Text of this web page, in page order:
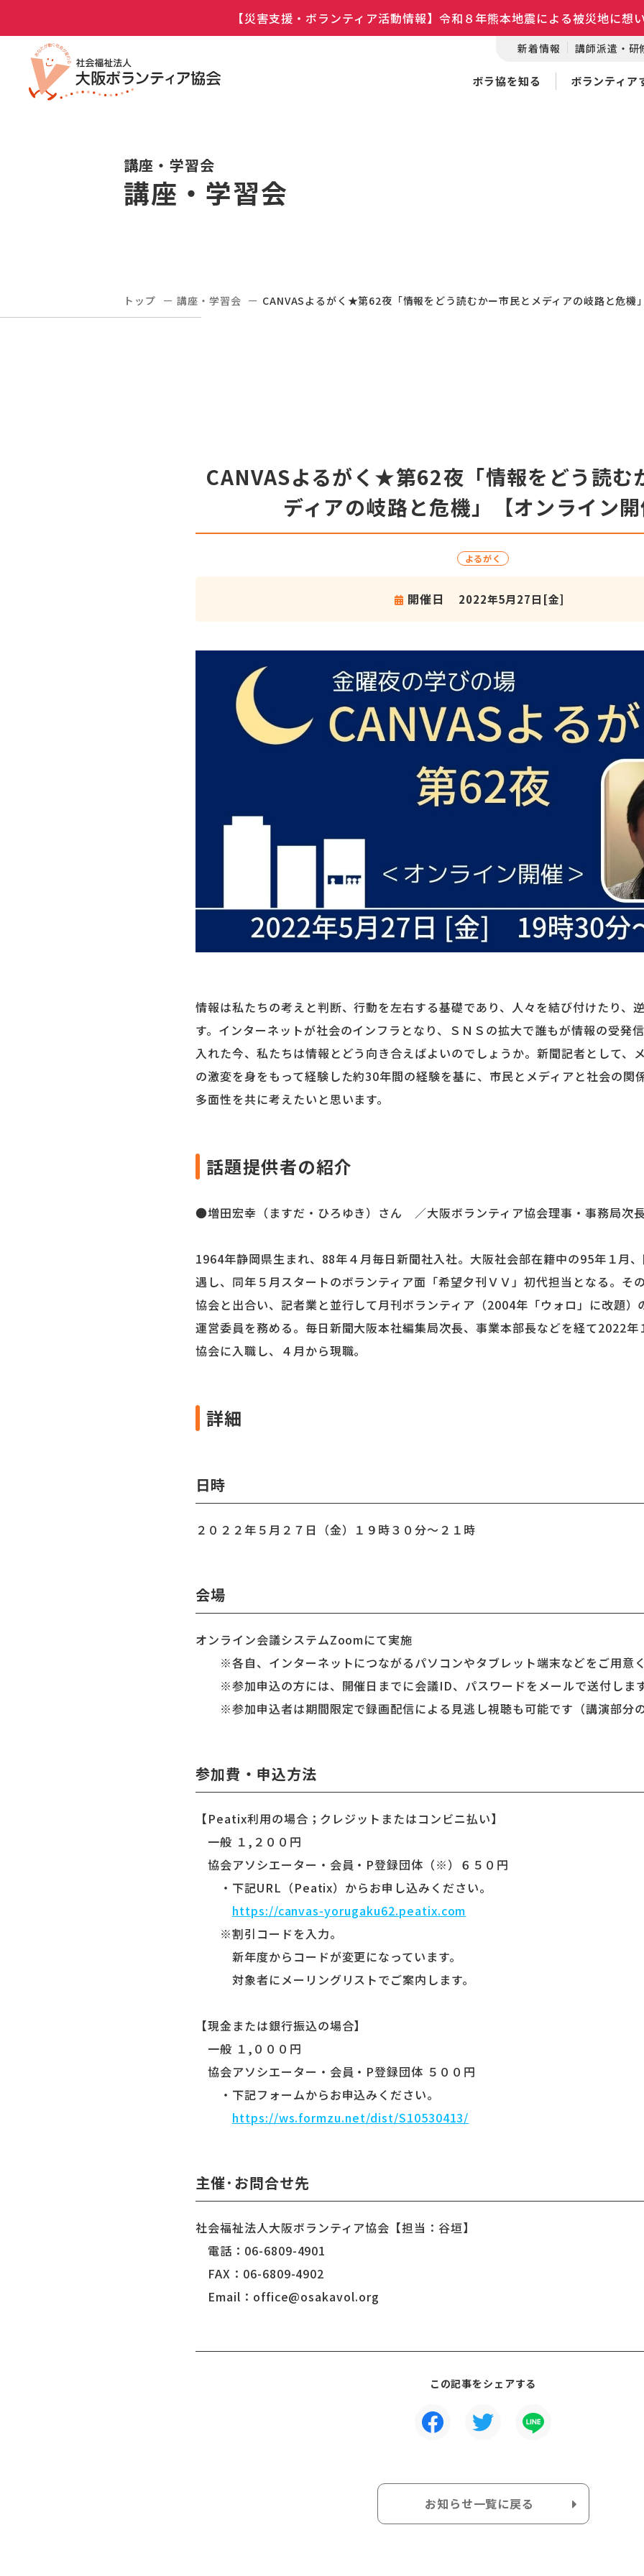
【災害支援・ボランティア活動情報】令和８年熊本地震による被災地に想
新着情報 講師派遣・研
ボラ協を知る ボランティア
講座・学習会
講座・学習会
トップ 講座・学習会 CANVASよるがく★第62夜「情報をどう読むかー市民とメディアの岐路と危機
CANVASよるがく★第62夜「情報をどう読む
ディアの岐路と危機」【オンライン開
よるがく
開催日 2022年5月27日[金]
情報は私たちの考えと判断、行動を左右する基礎であり、人々を結び付けたり、
す。インターネットが社会のインフラとなり、ＳＮＳの拡大で誰もが情報の受発
入れた今、私たちは情報とどう向き合えばよいのでしょうか。新聞記者として、
の激変を身をもって経験した約30年間の経験を基に、市民とメディアと社会の関
多面性を共に考えたいと思います。
話題提供者の紹介
●増田宏幸（ますだ・ひろゆき）さん ／大阪ボランティア協会理事・事務局次長
1964年静岡県生まれ、88年４月毎日新聞社入社。大阪社会部在籍中の95年１月
遇し、同年５月スタートのボランティア面「希望夕刊ＶＶ」初代担当となる。そ
協会と出合い、記者業と並行して月刊ボランティア（2004年「ウォロ」に改題）
運営委員を務める。毎日新聞大阪本社編集局次長、事業本部長などを経て2022年
協会に入職し、４月から現職。
詳細
日時
２０２２年５月２７日（金）１９時３０分〜２１時
会場
オンライン会議システムZoomにて実施
※各自、インターネットにつながるパソコンやタブレット端末などをご用意く
※参加申込の方には、開催日までに会議ID、パスワードをメールで送付します
※参加申込者は期間限定で録画配信による見逃し視聴も可能です（講演部分の
参加費・申込方法
【Peatix利用の場合；クレジットまたはコンビニ払い】
一般 １,２００円
協会アソシエーター・会員・P登録団体（※）６５０円
・下記URL（Peatix）からお申し込みください。
https://canvas-yorugaku62.peatix.com
※割引コードを入力。
新年度からコードが変更になっています。
対象者にメーリングリストでご案内します。
【現金または銀行振込の場合】
一般 １,０００円
協会アソシエーター・会員・P登録団体 ５００円
・下記フォームからお申込みください。
https://ws.formzu.net/dist/S10530413/
主催･お問合せ先
社会福祉法人大阪ボランティア協会【担当：谷垣】
電話：06-6809-4901
FAX：06-6809-4902
Email：office@osakavol.org
この記事をシェアする
お知らせ一覧に戻る